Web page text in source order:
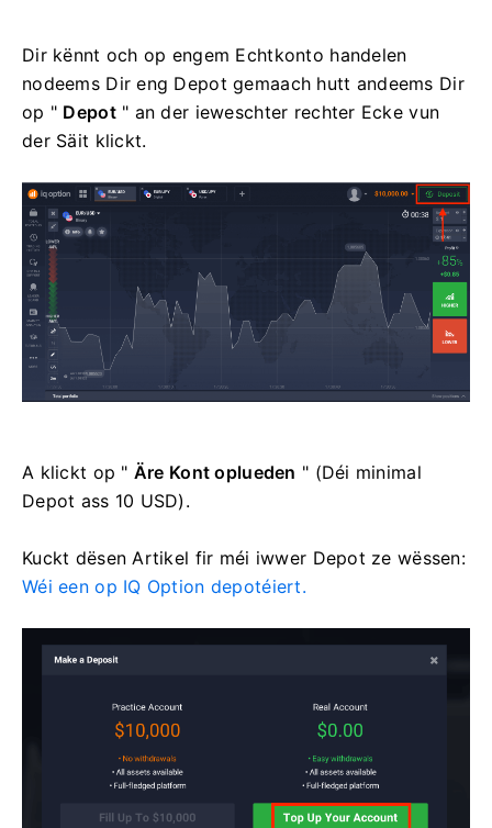
Dir kënnt och op engem Echtkonto handelen
nodeems Dir eng Depot gemaach hutt andeems Dir
op " Depot" an der ieweschter rechter Ecke vun
der Säit klickt.
A klickt op " Äre Kont oplueden " (Déi minimal
Depot ass 10 USD).
Kuckt dësen Artikel fir méi iwwer Depot ze wëssen:
Wéi een op IQ Option depotéiert.